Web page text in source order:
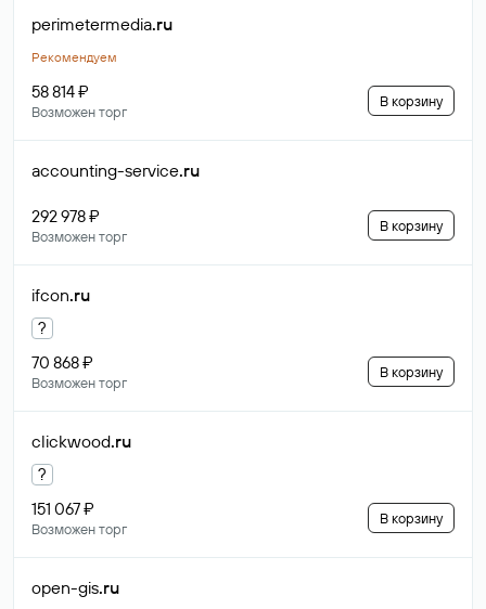
perimetermedia.ru
Рекомендуем
58 814 ₽
Возможен торг
В корзину
accounting-service.ru
292 978 ₽
Возможен торг
В корзину
ifcon.ru
?
70 868 ₽
Возможен торг
В корзину
clickwood.ru
?
151 067 ₽
Возможен торг
В корзину
open-gis.ru